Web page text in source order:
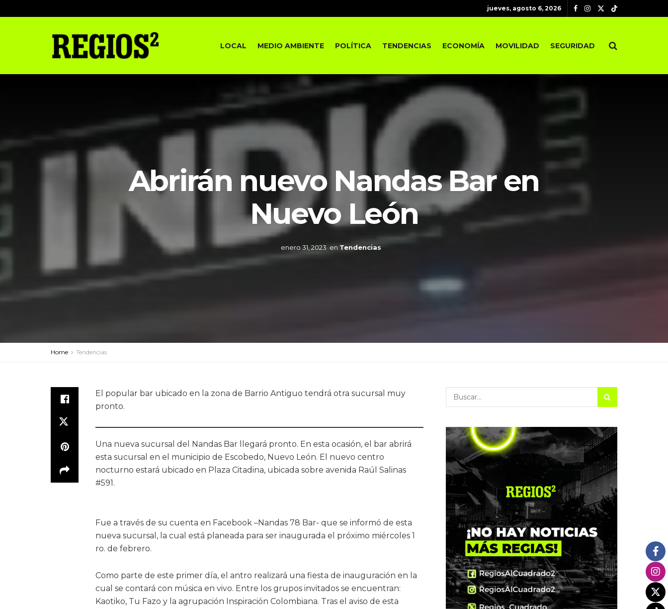
jueves, agosto 6, 2026
LOCAL MEDIO AMBIENTE POLÍTICA TENDENCIAS ECONOMÍA MOVILIDAD SEGURIDAD
Abrirán nuevo Nandas Bar en
Nuevo León
enero 31, 2023 en Tendencias
Home Tendencias
El popular bar ubicado en la zona de Barrio Antiguo tendrá otra sucursal muy
pronto.
Una nueva sucursal del Nandas Bar llegará pronto. En esta ocasión, el bar abrirá
esta sucursal en el municipio de Escobedo, Nuevo León. El nuevo centro
nocturno estará ubicado en Plaza Citadina, ubicada sobre avenida Raúl Salinas
#591.
Fue a través de su cuenta en Facebook –Nandas 78 Bar- que se informó de esta
nueva sucursal, la cual está planeada para ser inaugurada el próximo miércoles 1
ro. de febrero.
Como parte de este primer día, el antro realizará una fiesta de inauguración en la
cual se contará con música en vivo. Entre los grupos invitados se encuentran:
Kaotiko, Tu Fazo y la agrupación Inspiración Colombiana. Tras el aviso de esta